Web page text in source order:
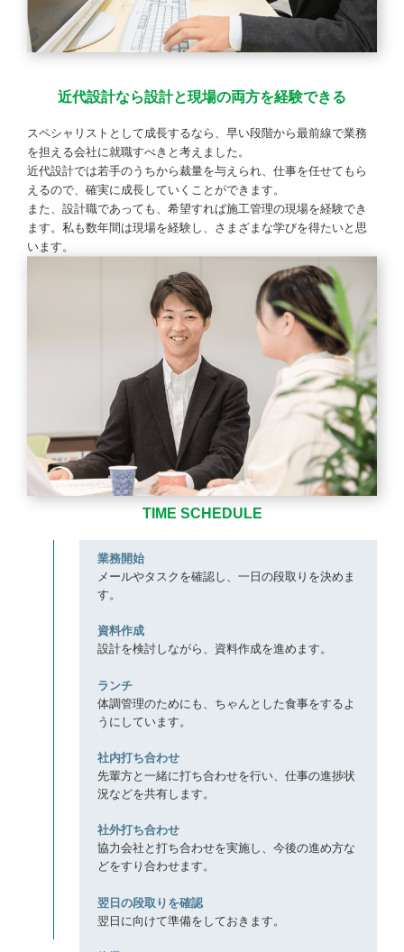
近代設計なら設計と現場の両方を経験できる
スペシャリストとして成長するなら、早い段階から最前線で業務
を担える会社に就職すべきと考えました。
近代設計では若手のうちから裁量を与えられ、仕事を任せてもら
えるので、確実に成長していくことができます。
また、設計職であっても、希望すれば施工管理の現場を経験でき
ます。私も数年間は現場を経験し、さまざまな学びを得たいと思
います。
TIME SCHEDULE
9:15
業務開始
メールやタスクを確認し、一日の段取りを決めま
す。
資料作成
設計を検討しながら、資料作成を進めます。
ランチ
体調管理のためにも、ちゃんとした食事をするよ
うにしています。
社内打ち合わせ
先輩方と一緒に打ち合わせを行い、仕事の進捗状
況などを共有します。
社外打ち合わせ
協力会社と打ち合わせを実施し、今後の進め方な
どをすり合わせます。
翌日の段取りを確認
翌日に向けて準備をしておきます。
17:30